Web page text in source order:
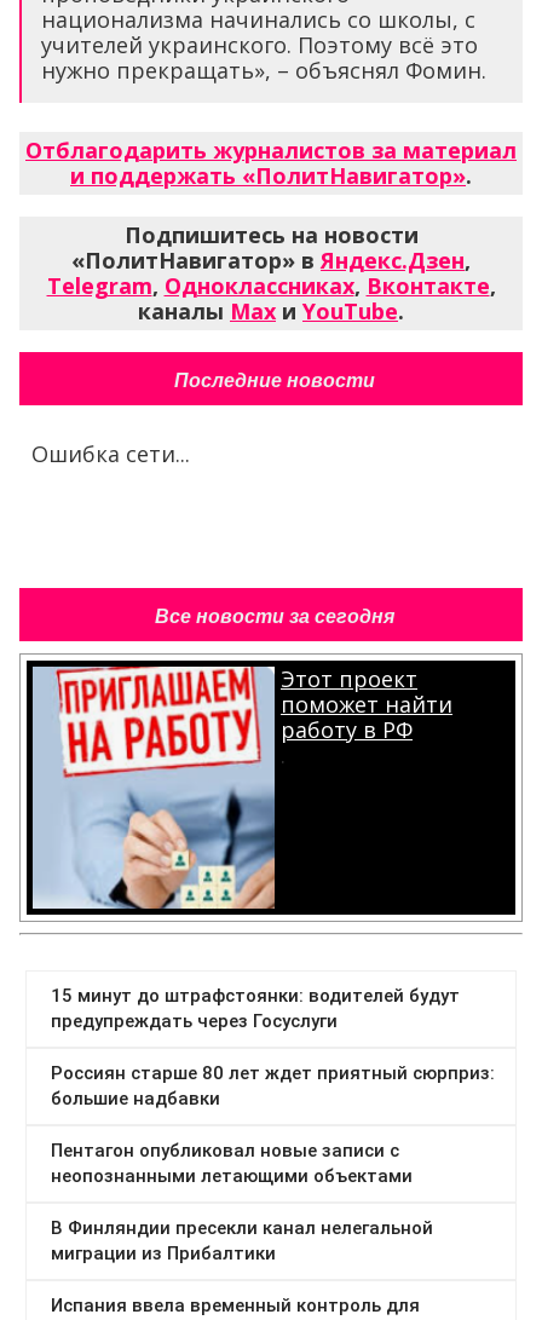
национализма начинались со школы, с
учителей украинского. Поэтому всё это
нужно прекращать», – объяснял Фомин.
Отблагодарить журналистов за материал
и поддержать «ПолитНавигатор».
Подпишитесь на новости
«ПолитНавигатор» в Яндекс.Дзен,
Telegram, Одноклассниках, Вконтакте,
каналы Max и YouTube.
Последние новости
Ошибка сети...
Все новости за сегодня
Этот проект
поможет найти
работу в РФ
.